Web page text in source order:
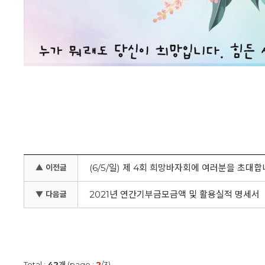
▲ 이전글 (6/5/일) 제 4회 희망바자회에 여러분을 초대
▼ 다음글 2021년 연간기부금모금액 및 활용실적 명세서